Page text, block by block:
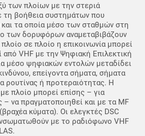
των πλοίων με την στεριά
τη βοήθεια συστημάτων που
και τα οποία μέσο των σταθμών στη
των δορυφόρων αναμεταβιβάζουν
σε πλοίο η επικοινωνία μπορεί
από VHF με την Ψηφιακή Επιλεκτική
μέσο ψηφιακών εντολών μεταδίδει
επείγοντα σήματα, σήματα
ρουτίνας ή προτεραιότητας. Η
πλοίο μπορεί επίσης – για
– να πραγματοποιηθεί και με τα MF
κύματα). Οι ελεγκτές DSC
με το ραδιόφωνο VHF